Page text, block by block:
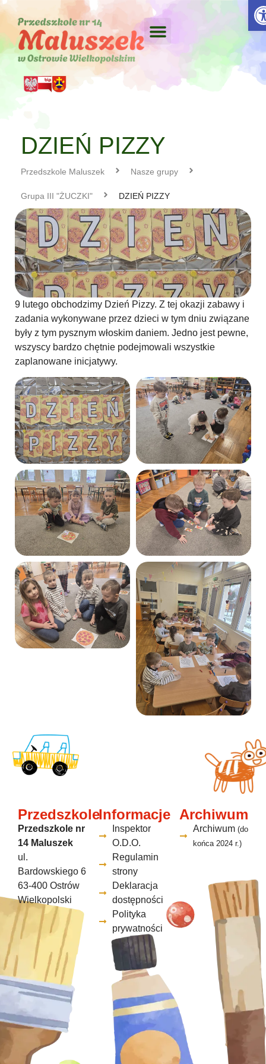
DZIEŃ PIZZY
Przedszkole Maluszek Nasze grupy
Grupa III "ŻUCZKI" DZIEŃ PIZZY
9 lutego obchodzimy Dzień Pizzy. Z tej okazji zabawy i
zadania wykonywane przez dzieci w tym dniu związane
były z tym pysznym włoskim daniem. Jedno jest pewne,
wszyscy bardzo chętnie podejmowali wszystkie
zaplanowane inicjatywy.
Przedszkole
Przedszkole nr
14 Maluszek
ul.
Bardowskiego 6
63-400 Ostrów
Wielkopolski
Informacje
Inspektor
O.D.O.
Regulamin
strony
Deklaracja
dostępności
Polityka
prywatności
Archiwum
Archiwum (do
końca 2024 r.)